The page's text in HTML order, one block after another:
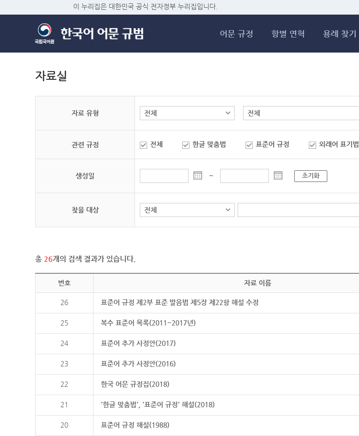
이 누리집은 대한민국 공식 전자정부 누리집입니다.
어문 규정 항별 연혁 용례 찾기
자료실
자료 유형
관련 규정 전체 한글 맞춤법 표준어 규정 외래어 표기법
생성일 ~ 초기화
찾을 대상
총 26개의 검색 결과가 있습니다.
번호 자료 이름
26 표준어 규정 제2부 표준 발음법 제5장 제22항 해설 수정
25 복수 표준어 목록(2011~2017년)
24 표준어 추가 사정안(2017)
23 표준어 추가 사정안(2016)
22 한국 어문 규정집(2018)
21 '한글 맞춤법', '표준어 규정' 해설(2018)
20 표준어 규정 해설(1988)